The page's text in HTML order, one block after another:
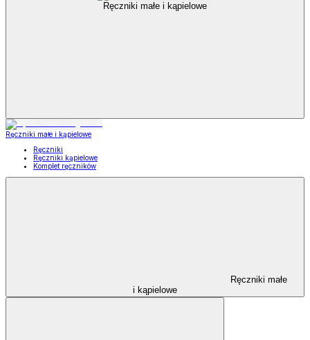
Ręczniki małe i kąpielowe
Ręczniki małe i kąpielowe
Ręczniki
Ręczniki kąpielowe
Komplet ręczników
Ręczniki małe
i kąpielowe